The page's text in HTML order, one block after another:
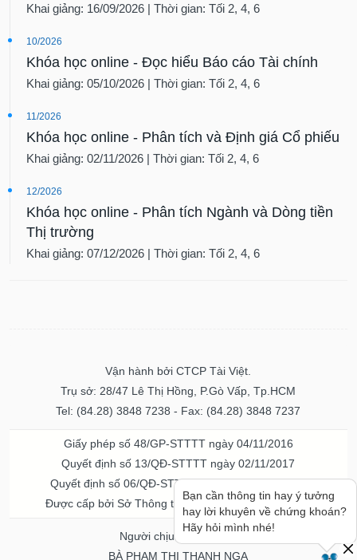
Khai giảng: 16/09/2026 | Thời gian: Tối 2, 4, 6
10/2026
Khóa học online - Đọc hiểu Báo cáo Tài chính
Khai giảng: 05/10/2026 | Thời gian: Tối 2, 4, 6
11/2026
Khóa học online - Phân tích và Định giá Cổ phiếu
Khai giảng: 02/11/2026 | Thời gian: Tối 2, 4, 6
12/2026
Khóa học online - Phân tích Ngành và Dòng tiền
Thị trường
Khai giảng: 07/12/2026 | Thời gian: Tối 2, 4, 6
Vận hành bởi CTCP Tài Việt.
Trụ sở: 28/47 Lê Thị Hồng, P.Gò Vấp, Tp.HCM
Tel: (84.28) 3848 7238 - Fax: (84.28) 3848 7237
Giấy phép số 48/GP-STTTT ngày 04/11/2016
Quyết định số 13/QĐ-STTTT ngày 02/11/2017
Quyết định số 06/QĐ-STTTT-ICP ngày 20/07/2023
Được cấp bởi Sở Thông tin và Truyền thông TPHCM
Người chịu trách nhiệm
BÀ PHẠM THỊ THANH NGA
Bạn cần thông tin hay ý tưởng
hay lời khuyên về chứng khoán?
Hãy hỏi mình nhé!